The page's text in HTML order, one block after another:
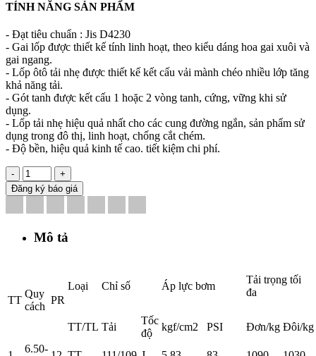
TÍNH NĂNG SẢN PHẨM
- Đạt tiêu chuẩn : Jis D4230
- Gai lốp được thiết kế tính linh hoạt, theo kiểu dáng hoa gai xuôi và
gai ngang.
- Lốp ôtô tải nhẹ được thiết kế kết cấu vải mành chéo nhiều lớp tăng
khả năng tải.
- Gót tanh được kết cấu 1 hoặc 2 vòng tanh, cứng, vững khi sử
dụng.
- Lốp tải nhẹ hiệu quả nhất cho các cung đường ngắn, sản phẩm sử
dụng trong đô thị, linh hoạt, chống cắt chém.
- Độ bền, hiệu quả kinh tế cao. tiết kiệm chi phí.
-
+
Đăng ký báo giá
Mô tả
TT
Quy
cách
PR
Loại Chỉ số Áp lực bơm
Tải trọng tối
đa
TT/TL Tải
Tốc
độ
kgf/cm2 PSI Đơn/kg Đôi/kg
6.50-